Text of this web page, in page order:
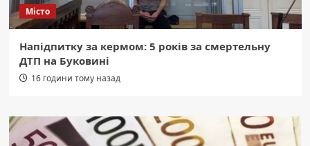
Місто
Напідпитку за кермом: 5 років за смертельну
ДТП на Буковині
16 години тому назад